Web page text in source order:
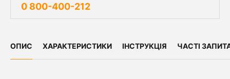
0 800-400-212
ОПИС ХАРАКТЕРИСТИКИ ІНСТРУКЦІЯ ЧАСТІ